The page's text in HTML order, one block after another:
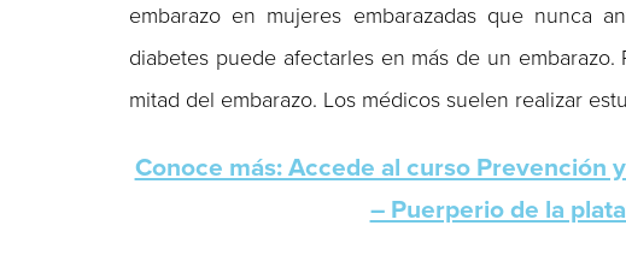
embarazo en mujeres embarazadas que nunca
diabetes puede afectarles en más de un
mitad del embarazo. Los médicos suelen realizar
Conoce más: Accede al curso Prevención
– Puerperio de la